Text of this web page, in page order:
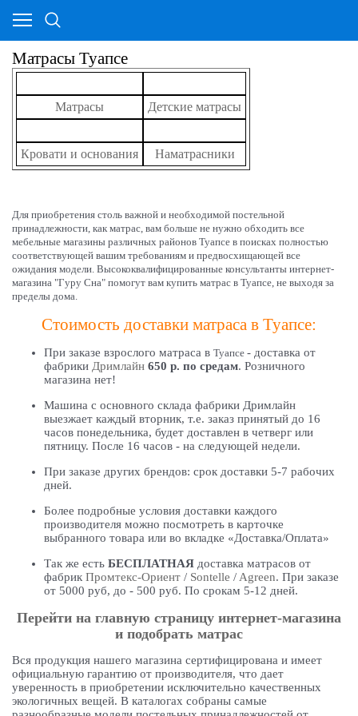
Матрасы Туапсе
Матрасы Детские матрасы
Кровати и основания Наматрасники
Для приобретения столь важной и необходимой постельной
принадлежности, как матрас, вам больше не нужно обходить все
мебельные магазины различных районов Туапсе в поисках полностью
соответствующей вашим требованиям и предвосхищающей все
ожидания модели. Высококвалифицированные консультанты интернет-
магазина "Гуру Сна" помогут вам купить матрас в Туапсе, не выходя за
пределы дома.
Стоимость доставки матраса в Туапсе:
При заказе взрослого матраса в Туапсе - доставка от
фабрики Дримлайн 650 р. по средам. Розничного
магазина нет!
Машина с основного склада фабрики Дримлайн
выезжает каждый вторник, т.е. заказ принятый до 16
часов понедельника, будет доставлен в четверг или
пятницу. После 16 часов - на следующей недели.
При заказе других брендов: срок доставки 5-7 рабочих
дней.
Более подробные условия доставки каждого
производителя можно посмотреть в карточке
выбранного товара или во вкладке «Доставка/Оплата»
Так же есть БЕСПЛАТНАЯ доставка матрасов от
фабрик Промтекс-Ориент / Sontelle / Agreen. При заказе
от 5000 руб, до - 500 руб. По срокам 5-12 дней.
Перейти на главную страницу интернет-магазина
и подобрать матрас
Вся продукция нашего магазина сертифицирована и имеет
официальную гарантию от производителя, что дает
уверенность в приобретении исключительно качественных
экологичных вещей. В каталогах собраны самые